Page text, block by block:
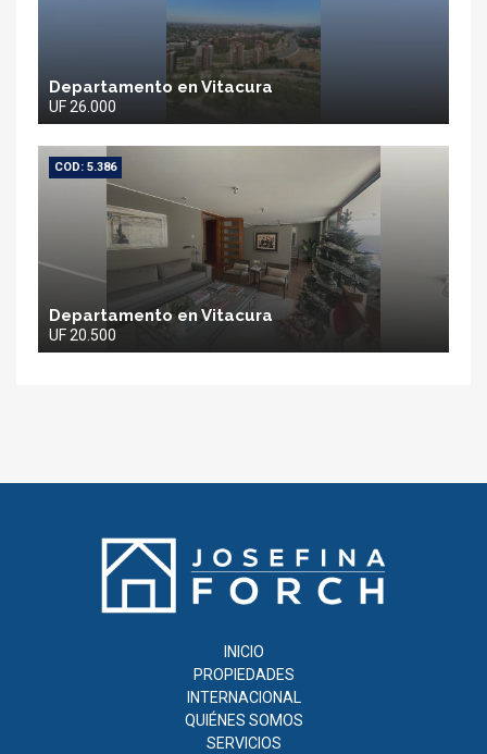
Departamento en Vitacura
UF 26.000
COD: 5.386
Departamento en Vitacura
UF 20.500
Josefina
Forch
INICIO
PROPIEDADES
INTERNACIONAL
QUIÉNES SOMOS
SERVICIOS